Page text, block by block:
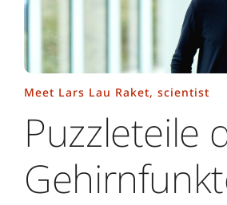
Meet Lars Lau Raket, scientist
Puzzleteile